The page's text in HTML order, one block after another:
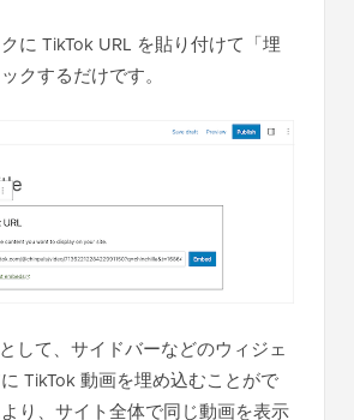
に TikTok URL を貼り付けて「埋
クするだけです。
して、サイドバーなどのウィジェ
TikTok 動画を埋め込むことがで
り、サイト全体で同じ動画を表示